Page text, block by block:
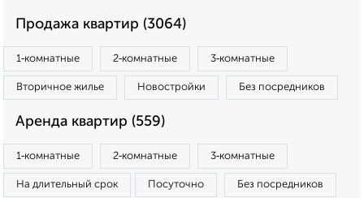
Продажа квартир (3064)
1‑комнатные 2‑комнатные 3‑комнатные
Вторичное жилье Новостройки Без посредников
Аренда квартир (559)
1‑комнатные 2‑комнатные 3‑комнатные
На длительный срок Посуточно Без посредников